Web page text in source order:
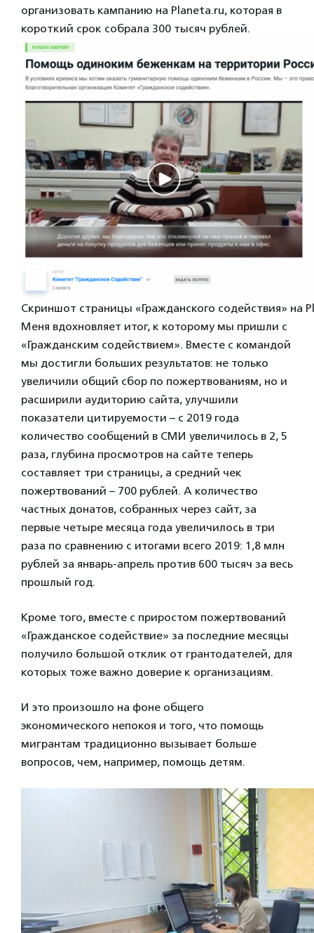
организовать кампанию на Planeta.ru, которая в
короткий срок собрала 300 тысяч рублей.
Скриншот страницы «Гражданского содействия» на
Меня вдохновляет итог, к которому мы пришли с
«Гражданским содействием». Вместе с командой
мы достигли больших результатов: не только
увеличили общий сбор по пожертвованиям, но и
расширили аудиторию сайта, улучшили
показатели цитируемости – с 2019 года
количество сообщений в СМИ увеличилось в 2, 5
раза, глубина просмотров на сайте теперь
составляет три страницы, а средний чек
пожертвований – 700 рублей. А количество
частных донатов, собранных через сайт, за
первые четыре месяца года увеличилось в три
раза по сравнению с итогами всего 2019: 1,8 млн
рублей за январь-апрель против 600 тысяч за весь
прошлый год.
Кроме того, вместе с приростом пожертвований
«Гражданское содействие» за последние месяцы
получило большой отклик от грантодателей, для
которых тоже важно доверие к организациям.
И это произошло на фоне общего
экономического непокоя и того, что помощь
мигрантам традиционно вызывает больше
вопросов, чем, например, помощь детям.